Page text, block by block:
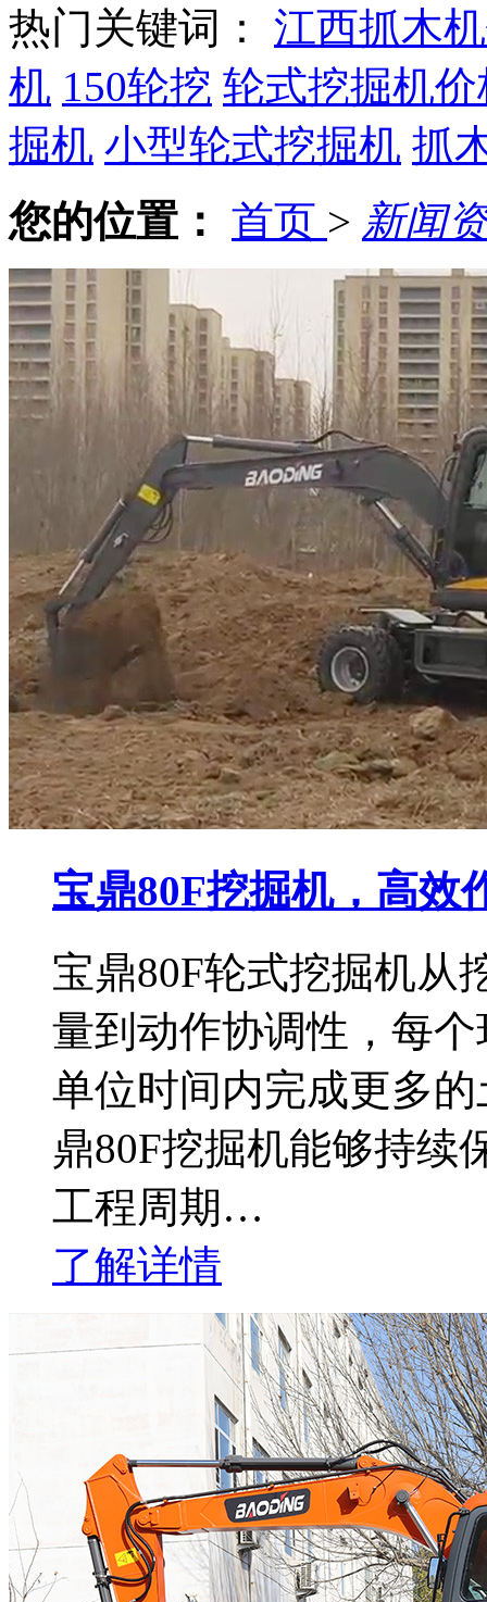
热门关键词： 江西抓木
机 150轮挖 轮式挖掘机
掘机 小型轮式挖掘机 抓
您的位置： 首页 > 新闻
宝鼎80F挖掘机，高效
宝鼎80F轮式挖掘机从
量到动作协调性，每
单位时间内完成更多
鼎80F挖掘机能够持续
工程周期…
了解详情